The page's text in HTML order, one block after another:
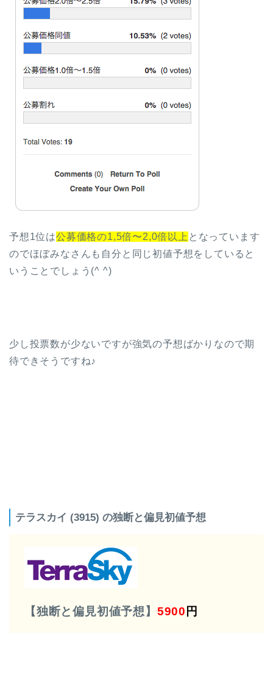
予想1位は公募価格の1,5倍〜2,0倍以上 となっています
のでほぼみなさんも自分と同じ初値予想をしていると
いうことでしょう(^ ^)
少し投票数が少ないですが強気の予想ばかりなので期
待できそうですね♪
テラスカイ (3915) の独断と偏見初値予想
【独断と偏見初値予想】 5900 円